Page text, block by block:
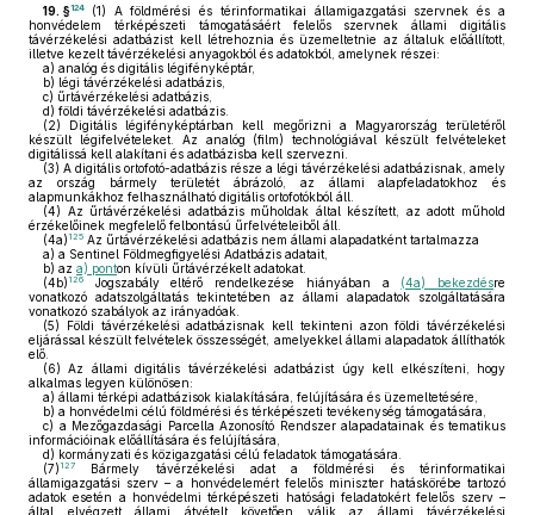
19. §124 (1) A földmérési és térinformatikai államigazgatási szervnek és a
honvédelem térképészeti támogatásáért felelős szervnek állami digitális
távérzékelési adatbázist kell létrehoznia és üzemeltetnie az általuk előállított,
illetve kezelt távérzékelési anyagokból és adatokból, amelynek részei:
a) analóg és digitális légifényképtár,
b) légi távérzékelési adatbázis,
c) űrtávérzékelési adatbázis,
d) földi távérzékelési adatbázis.
(2) Digitális légifényképtárban kell megőrizni a Magyarország területéről
készült légifelvételeket. Az analóg (film) technológiával készült felvételeket
digitálissá kell alakítani és adatbázisba kell szervezni.
(3) A digitális ortofotó-adatbázis része a légi távérzékelési adatbázisnak, amely
az ország bármely területét ábrázoló, az állami alapfeladatokhoz és
alapmunkákhoz felhasználható digitális ortofotókból áll.
(4) Az űrtávérzékelési adatbázis műholdak által készített, az adott műhold
érzékelőinek megfelelő felbontású űrfelvételeiből áll.
(4a) 125 Az űrtávérzékelési adatbázis nem állami alapadatként tartalmazza
a) a Sentinel Földmegfigyelési Adatbázis adatait,
b) az a) ponton kívüli űrtávérzékelt adatokat.
(4b) 126 Jogszabály eltérő rendelkezése hiányában a (4a) bekezdésre
vonatkozó adatszolgáltatás tekintetében az állami alapadatok szolgáltatására
vonatkozó szabályok az irányadóak.
(5) Földi távérzékelési adatbázisnak kell tekinteni azon földi távérzékelési
eljárással készült felvételek összességét, amelyekkel állami alapadatok állíthatók
elő.
(6) Az állami digitális távérzékelési adatbázist úgy kell elkészíteni, hogy
alkalmas legyen különösen:
a) állami térképi adatbázisok kialakítására, felújítására és üzemeltetésére,
b) a honvédelmi célú földmérési és térképészeti tevékenység támogatására,
c) a Mezőgazdasági Parcella Azonosító Rendszer alapadatainak és tematikus
információinak előállítására és felújítására,
d) kormányzati és közigazgatási célú feladatok támogatására.
(7) 127
Bármely távérzékelési adat a földmérési és térinformatikai
államigazgatási szerv – a honvédelemért felelős miniszter hatáskörébe tartozó
adatok esetén a honvédelmi térképészeti hatósági feladatokért felelős szerv –
által elvégzett állami átvételt követően válik az állami távérzékelési